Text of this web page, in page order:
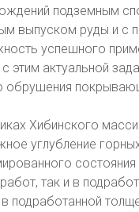
подземным
выпуском руды и с
успешного
этим актуальной
обрушения
Хибинского
углубление
так и в
подработанной